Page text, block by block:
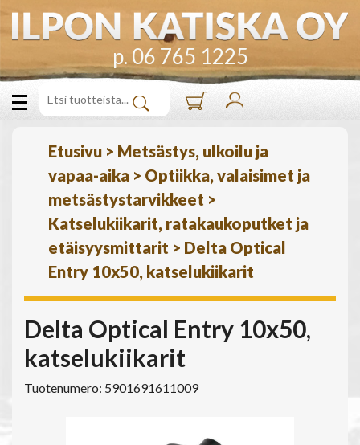
p. 06 765 1225
Etusivu > Metsästys, ulkoilu ja
vapaa-aika > Optiikka, valaisimet ja
metsästystarvikkeet >
Katselukiikarit, ratakaukoputket ja
etäisyysmittarit > Delta Optical
Entry 10x50, katselukiikarit
Delta Optical Entry 10x50,
katselukiikarit
Tuotenumero: 5901691611009